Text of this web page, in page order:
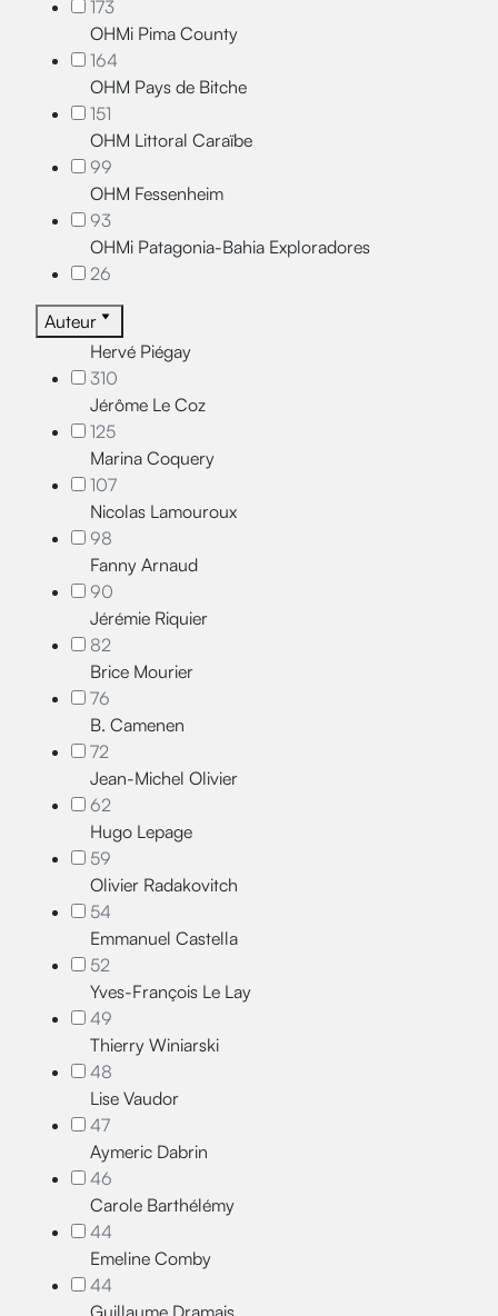
173
OHMi Pima County
164
OHM Pays de Bitche
151
OHM Littoral Caraïbe
99
OHM Fessenheim
93
OHMi Patagonia-Bahia Exploradores
26
Auteur
Hervé Piégay
310
Jérôme Le Coz
125
Marina Coquery
107
Nicolas Lamouroux
98
Fanny Arnaud
90
Jérémie Riquier
82
Brice Mourier
76
B. Camenen
72
Jean-Michel Olivier
62
Hugo Lepage
59
Olivier Radakovitch
54
Emmanuel Castella
52
Yves-François Le Lay
49
Thierry Winiarski
48
Lise Vaudor
47
Aymeric Dabrin
46
Carole Barthélémy
44
Emeline Comby
44